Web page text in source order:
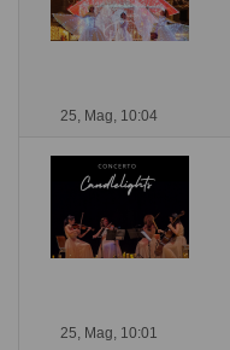
25, Mag, 10:04
25, Mag, 10:01